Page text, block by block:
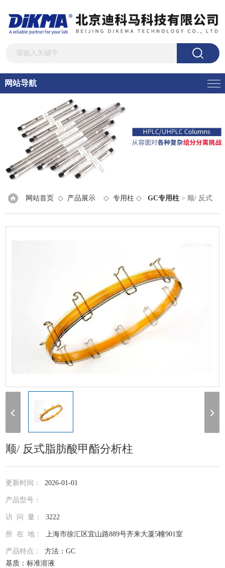
网站导航
网站首页 ◇ 产品展示 ◇专用柱 ◇GC专用柱 > 顺/ 反式
脂肪酸甲酯分析柱
顺/ 反式脂肪酸甲酯分析柱
更新时间：2026-01-01
产品型号：
访 问 量：3222
所 在 地：上海市徐汇区宜山路889号齐来大厦5幢901室
产品特点：方法：GC
基质：标准溶液